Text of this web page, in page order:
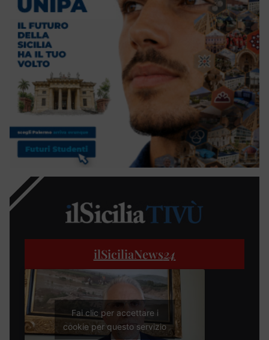
ilSiciliaNews24
Fai clic per accettare i
cookie per questo servizio